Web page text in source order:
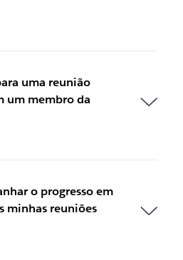
uma reunião
um membro da
o progresso em
minhas reuniões